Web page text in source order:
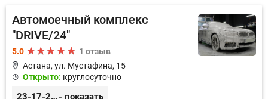
Автомоечный комплекс
"DRIVE/24"
5.0
1 отзыв
Астана, ул. Мустафина, 15
Открыто: круглосуточно
23-17-22, 8 (747) 711-22-33- показать